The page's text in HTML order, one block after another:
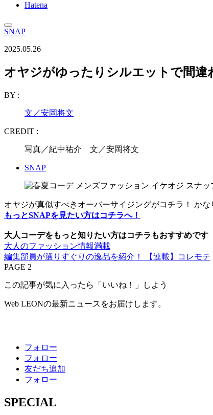
Hatena
SNAP
2025.05.26
オヤジがゆったりシルエットで間違
BY :
文／安岡将文
CREDIT :
写真／紀中祐介 文／安岡将文
SNAP
オヤジが真似すべきオーバーサイジングがコチラ！ か
もっとSNAPを見たい方はコチラへ！
大人コーデをもっと知りたい方はコチラもおすすめです
大人のファッション情報満載
編集部員が選りすぐりの逸品を紹介！ 【連載】コレモテ
PAGE 2
この記事が気に入ったら「いいね！」しよう
Web LEONの最新ニュースをお届けします。
フォロー
フォロー
友だち追加
フォロー
SPECIAL